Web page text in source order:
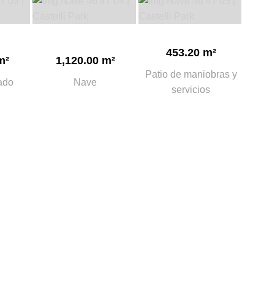
1,120.00 m²
Nave
453.20 m²
Patio de maniobras y
servicios